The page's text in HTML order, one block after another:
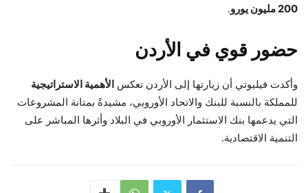
200 مليون يورو
.
حضور قوي في الأردن
وأكدت فيليوتي أن زيارتها إلى الأردن تعكس الأهمية الاستراتيجية
للمملكة بالنسبة للبنك والاتحاد الأوروبي، مشيدةً بمتانة المشروعات
التي يدعمها بنك الاستثمار الأوروبي في البلاد وأثرها المباشر على
التنمية الاقتصادية.